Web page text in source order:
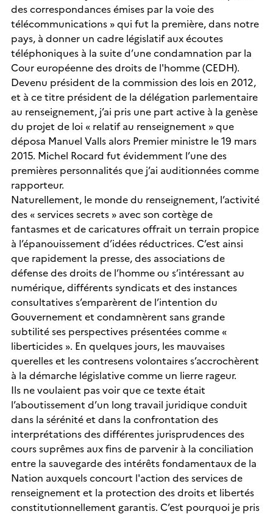
des correspondances émises par la voie des
télécommunications » qui fut la première, dans notre
pays, à donner un cadre législatif aux écoutes
téléphoniques à la suite d’une condamnation par la
Cour européenne des droits de l'homme (CEDH).
Devenu président de la commission des lois en 2012,
et à ce titre président de la délégation parlementaire
au renseignement, j’ai pris une part active à la genèse
du projet de loi « relatif au renseignement » que
déposa Manuel Valls alors Premier ministre le 19 mars
2015. Michel Rocard fut évidemment l’une des
premières personnalités que j’ai auditionnées comme
rapporteur.
Naturellement, le monde du renseignement, l’activité
des « services secrets » avec son cortège de
fantasmes et de caricatures offrait un terrain propice
à l’épanouissement d’idées réductrices. C’est ainsi
que rapidement la presse, des associations de
défense des droits de l’homme ou s’intéressant au
numérique, différents syndicats et des instances
consultatives s’emparèrent de l’intention du
Gouvernement et condamnèrent sans grande
subtilité ses perspectives présentées comme «
liberticides ». En quelques jours, les mauvaises
querelles et les contresens volontaires s’accrochèrent
à la démarche législative comme un lierre rageur.
Ils ne voulaient pas voir que ce texte était
l’aboutissement d’un long travail juridique conduit
dans la sérénité et dans la confrontation des
interprétations des différentes jurisprudences des
cours suprêmes aux fins de parvenir à la conciliation
entre la sauvegarde des intérêts fondamentaux de la
Nation auxquels concourt l'action des services de
renseignement et la protection des droits et libertés
constitutionnellement garantis. C’est pourquoi je pris